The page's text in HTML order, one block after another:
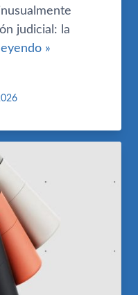
judicial: la
»